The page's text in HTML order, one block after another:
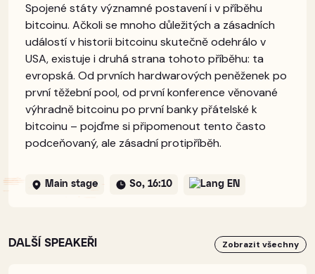
Spojené státy významné postavení i v příběhu
bitcoinu. Ačkoli se mnoho důležitých a zásadních
událostí v historii bitcoinu skutečně odehrálo v
USA, existuje i druhá strana tohoto příběhu: ta
evropská. Od prvních hardwarových peněženek po
první těžební pool, od první konference věnované
výhradně bitcoinu po první banky přátelské k
bitcoinu – pojďme si připomenout tento často
podceňovaný, ale zásadní protipříběh.
Main stage So, 16:10 EN
DALŠÍ SPEAKEŘI Zobrazit všechny